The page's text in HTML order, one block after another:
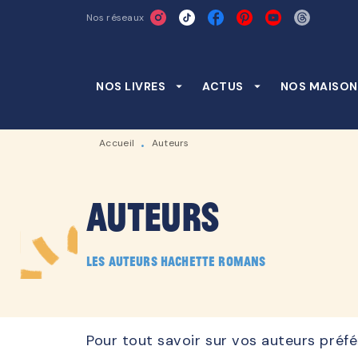
RECHERCHE CONTENU
Nos réseaux
NOS LIVRES arrow_drop_down ACTUS arrow_drop_down NOS
Accueil • Auteurs
Auteurs
Les auteurs Hachette Romans
Pour tout savoir sur vos auteurs